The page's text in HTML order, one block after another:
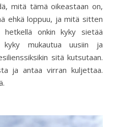
mitä tämä oikeastaan on,
ehkä loppuu, ja mitä sitten
onkin kyky sietää
mukautua uusiin ja
sitä kutsutaan.
ja antaa virran kuljettaa.